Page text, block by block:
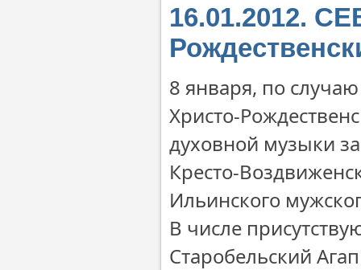
16.01.2012.
8 января, по
Христо-
духовной музыки
Кресто-
Ильинского
В числе
Старобельский